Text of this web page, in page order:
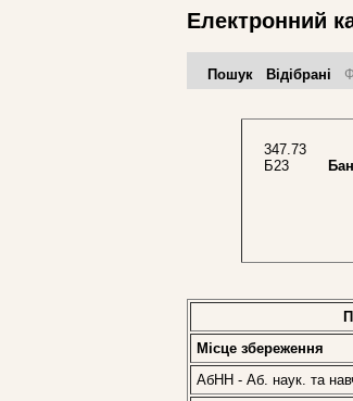
Електронний
Пошук Відібрані
347.73
Б23
Місце збереження
АбНН - Аб. наук. та